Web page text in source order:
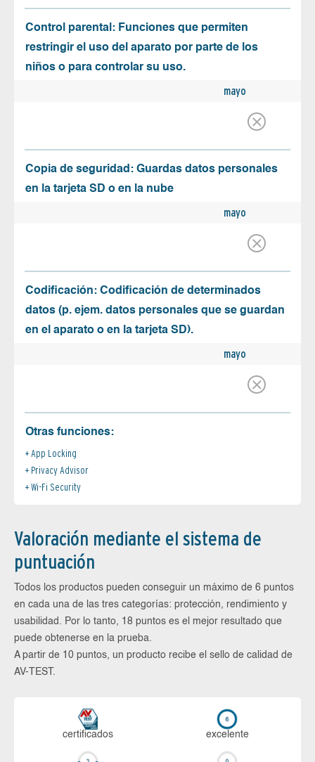
Control parental: Funciones que permiten
restringir el uso del aparato por parte de los
niños o para controlar su uso.
mayo
Copia de seguridad: Guardas datos personales
en la tarjeta SD o en la nube
mayo
Codificación: Codificación de determinados
datos (p. ejem. datos personales que se guardan
en el aparato o en la tarjeta SD).
mayo
Otras funciones:
App Locking
Privacy Advisor
Wi-Fi Security
Valoración mediante el sistema de
puntuación
Todos los productos pueden conseguir un máximo de 6 puntos
en cada una de las tres categorías: protección, rendimiento y
usabilidad. Por lo tanto, 18 puntos es el mejor resultado que
puede obtenerse en la prueba.
A partir de 10 puntos, un producto recibe el sello de calidad de
AV-TEST.
certi­ficados ex­ce­len­te